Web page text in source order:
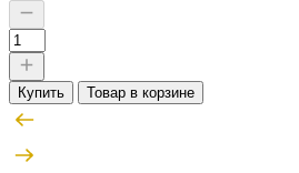
Купить Товар в корзине